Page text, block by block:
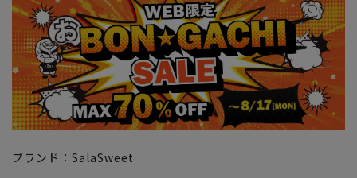
ブランド：SalaSweet